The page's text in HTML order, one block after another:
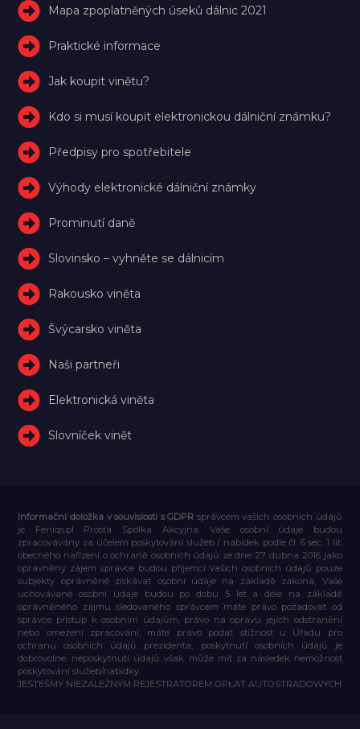
Mapa zpoplatněných úseků dálnic 2021
Praktické informace
Jak koupit vinětu?
Kdo si musí koupit elektronickou dálniční známku?
Předpisy pro spotřebitele
Výhody elektronické dálniční známky
Prominutí daně
Slovinsko – vyhněte se dálnicím
Rakousko viněta
Švýcarsko viněta
Naši partneři
Elektronická viněta
Slovníček vinět
Informační doložka v souvislosti s GDPR správcem vašich osobních údajů
je Feniqs.pl Prosta Spółka Akcyjna. Vaše osobní údaje budou
zpracovávány za účelem poskytování služeb / nabídek podle čl. 6 sec. 1 lit.
obecného nařízení o ochraně osobních údajů ze dne 27. dubna 2016 jako
oprávněný zájem správce budou příjemci Vašich osobních údajů pouze
subjekty oprávněné získávat osobní údaje na základě zákona, Vaše
uchovávané osobní údaje budou po dobu 5 let a déle na základě
oprávněného zájmu sledovaného správcem máte právo požadovat od
správce přístup k osobním údajům, právo na opravu jejich odstranění
nebo omezení zpracování, máte právo podat stížnost u Úřadu pro
ochranu osobních údajů prezidenta, poskytnutí osobních údajů je
dobrovolné, neposkytnutí údajů však může mít za následek nemožnost
poskytování služeb/nabídky.
JESTEŚMY NIEZALEŻNYM REJESTRATOREM OPŁAT AUTOSTRADOWYCH